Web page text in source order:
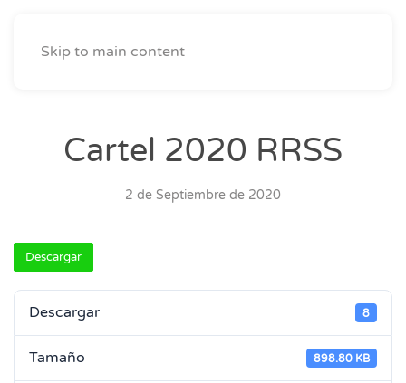
Skip to main content
Cartel 2020 RRSS
2 de Septiembre de 2020
Descargar
Descargar 8
Tamaño 898.80 KB